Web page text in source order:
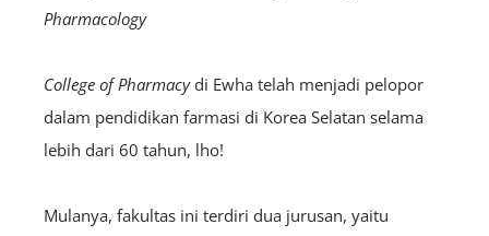
Pharmacology
College of Pharmacydi Ewha telah menjadi pelopor
dalam pendidikan farmasi di Korea Selatan selama
lebih dari 60 tahun, lho!
Mulanya, fakultas ini terdiri dua jurusan, yaitu